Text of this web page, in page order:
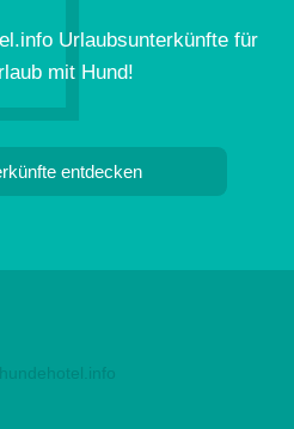
Urlaubsunterkünfte für
mit Hund!
entdecken